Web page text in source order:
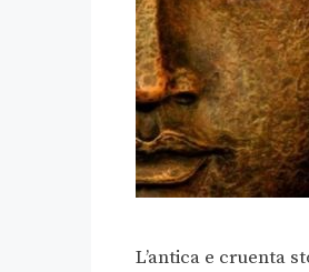
L’antica e cruenta